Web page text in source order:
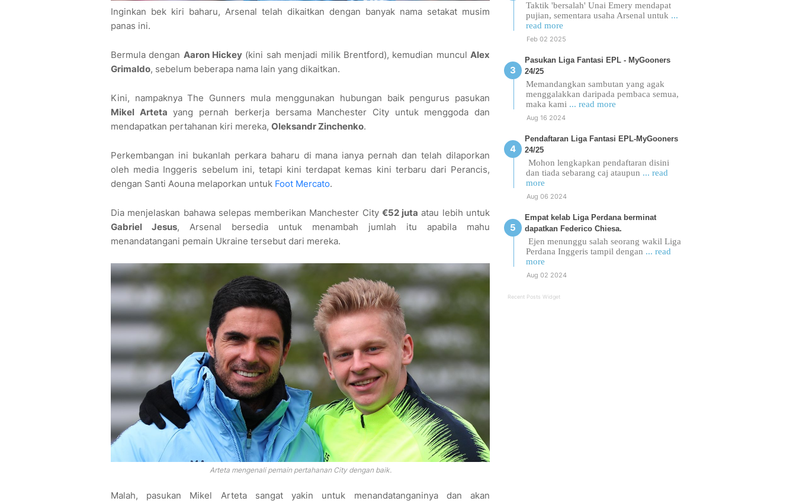
Inginkan bek kiri baharu, Arsenal telah dikaitkan dengan banyak nama setakat musim
panas ini.
Bermula dengan Aaron Hickey (kini sah menjadi milik Brentford), kemudian munculAlex
Grimaldo, sebelum beberapa nama lain yang dikaitkan.
Kini, nampaknya The Gunners mula menggunakan hubungan baik pengurus pasukan
Mikel Arteta yang pernah berkerja bersama Manchester City untuk menggoda dan
mendapatkan pertahanan kiri mereka, Oleksandr Zinchenko.
Perkembangan ini bukanlah perkara baharu di mana ianya pernah dan telah dilaporkan
oleh media Inggeris sebelum ini, tetapi kini terdapat kemas kini terbaru dari Perancis,
dengan Santi Aouna melaporkan untuk Foot Mercato.
Dia menjelaskan bahawa selepas memberikan Manchester City €52 juta atau lebih untuk
Gabriel Jesus, Arsenal bersedia untuk menambah jumlah itu apabila mahu
menandatangani pemain Ukraine tersebut dari mereka.
Arteta mengenali pemain pertahanan City dengan baik.
Malah, pasukan Mikel Arteta sangat yakin untuk menandatanganinya dan akan
Taktik 'bersalah' Unai Emery mendapat
pujian, sementara usaha Arsenal untuk ...
read more
Feb 02 2025
Pasukan Liga Fantasi EPL - MyGooners
24/25
Memandangkan sambutan yang agak
menggalakkan daripada pembaca semua,
maka kami ... read more
Aug 16 2024
Pendaftaran Liga Fantasi EPL-MyGooners
24/25
Mohon lengkapkan pendaftaran disini
dan tiada sebarang caj ataupun ... read
more
Aug 06 2024
Empat kelab Liga Perdana berminat
dapatkan Federico Chiesa.
Ejen menunggu salah seorang wakil Liga
Perdana Inggeris tampil dengan ... read
more
Aug 02 2024
Recent Posts Widget